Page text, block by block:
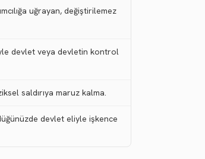
uğrayan, değiştirilemez
devlet veya devletin kontrol
saldırıya maruz kalma.
devlet eliyle işkence